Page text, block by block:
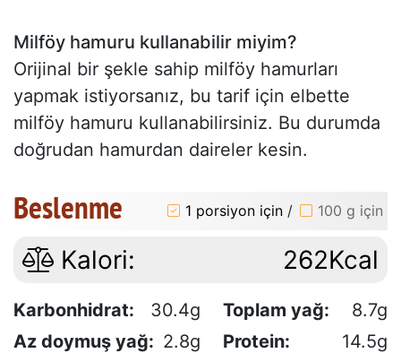
Milföy hamuru kullanabilir miyim?
Orijinal bir şekle sahip milföy hamurları
yapmak istiyorsanız, bu tarif için elbette
milföy hamuru kullanabilirsiniz. Bu durumda
doğrudan hamurdan daireler kesin.
Beslenme 1 porsiyon için / 100 g için
Kalori: 262Kcal
Karbonhidrat: 30.4g Toplam yağ:
8.7g
Az doymuş yağ: 2.8g Protein:
14.5g